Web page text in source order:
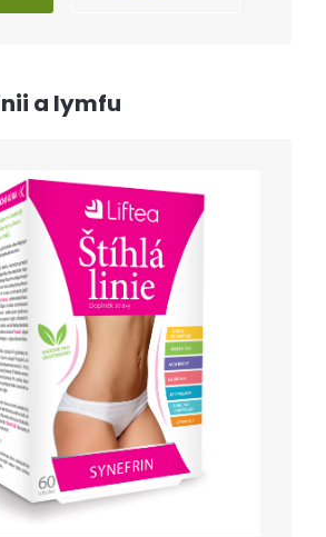
a lymfu